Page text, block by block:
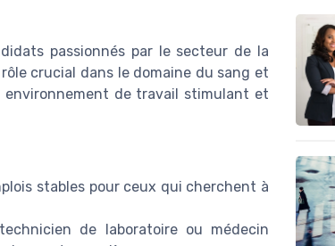
passionnés par le secteur de la
crucial dans le domaine du sang et
environnement de travail stimulant et
stables pour ceux qui cherchent à
de laboratoire ou médecin